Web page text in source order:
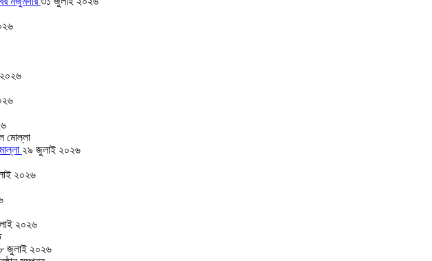
২৯ জুলাই ২০২৬
২০২৬
২০২৬
জুলাই ২০২৬